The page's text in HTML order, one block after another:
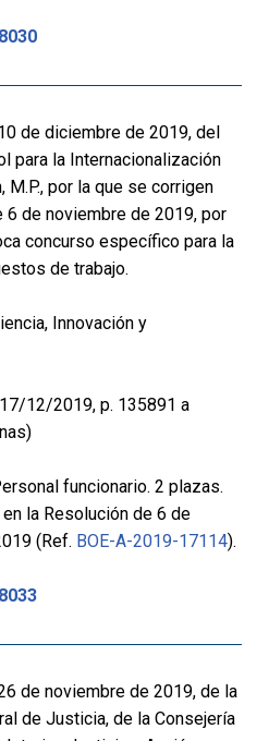
de diciembre de 2019, del
para la Internacionalización
M.P., por la que se corrigen
6 de noviembre de 2019, por
concurso específico para la
de trabajo.
Innovación y
17/12/2019, p. 135891 a
funcionario. 2 plazas.
la Resolución de 6 de
(Ref. BOE-A-2019-17114).
de noviembre de 2019, de la
de Justicia, de la Consejería